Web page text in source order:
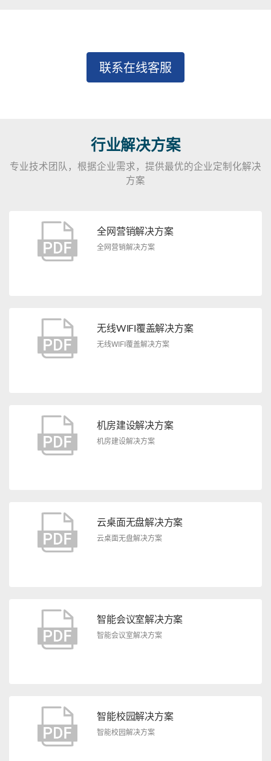
联系在线客服
行业解决方案
专业技术团队，根据企业需求，提供最优的企业定制化解决
方案
全网营销解决方案
全网营销解决方案
无线WIFI覆盖解决方案
无线WIFI覆盖解决方案
机房建设解决方案
机房建设解决方案
云桌面无盘解决方案
云桌面无盘解决方案
智能会议室解决方案
智能会议室解决方案
智能校园解决方案
智能校园解决方案